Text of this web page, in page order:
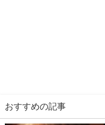
おすすめの記事